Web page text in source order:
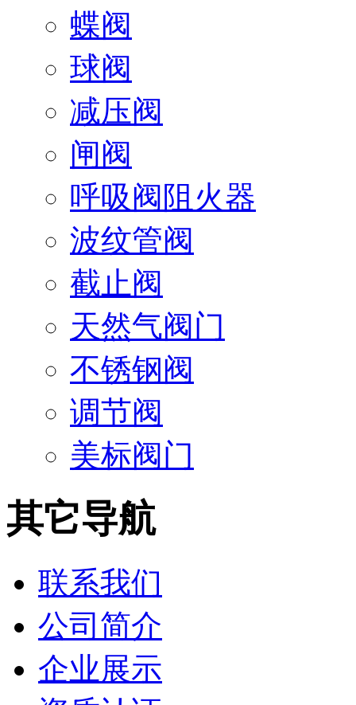
蝶阀
球阀
减压阀
闸阀
呼吸阀阻火器
波纹管阀
截止阀
天然气阀门
不锈钢阀
调节阀
美标阀门
其它导航
联系我们
公司简介
企业展示